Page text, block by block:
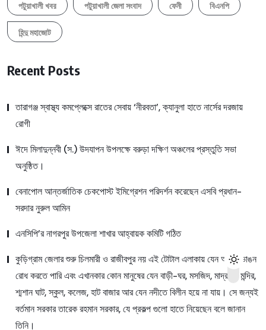
পটুয়াখালী খবর পটুয়াখালী জেলা সংবাদ ফেনী বিএনপি
হিন্দু মহাজোট
Recent Posts
তারাগঞ্জ স্বাস্থ্য কমপ্লেক্সে রাতের সেবায় ‘নীরবতা’, ক্যানুলা হাতে নার্সের দরজায়
রোগী
ঈদে মিলাদুন্নবী (স.) উদযাপন উপলক্ষে বরুড়া দক্ষিণ অঞ্চলের প্রস্তুতি সভা
অনুষ্ঠিত।
বেনাপোল আন্তর্জাতিক চেকপোস্ট ইমিগ্রেশন পরিদর্শন করেছেন এসবি প্রধান-
সরদার নুরুল আমিন
এনসিপি’র নাগরপুর উপজেলা শাখার আহ্বায়ক কমিটি গঠিত
কুড়িগ্রাম জেলার শুরু চিলমারী ও রাজীবপুর নয় এই টোটাল এলাকায় যেন আমরা ভাঙন
রোধ করতে পারি এবং এখানকার কোন মানুষের যেন বাড়ী-ঘর, মসজিদ, মাদ্রাসা, মন্দির,
শ্মশান ঘাট, স্কুল, কলেজ, হাট বাজার আর যেন নদীতে বিলীন হয়ে না যায়। সে জন্যই
বর্তমান সরকার তারেক রহমান সরকার, যে প্রকল্প গুলো হাতে নিয়েছেন বলে জানান
তিনি।